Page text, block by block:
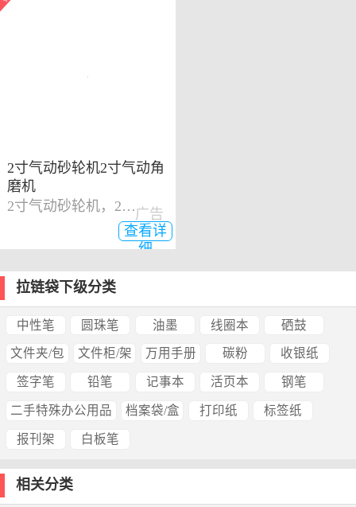
2寸气动砂轮机2寸气动角
磨机
2寸气动砂轮机，2寸气动角磨机
查看详
细
广告
拉链袋下级分类
中性笔 圆珠笔 油墨 线圈本 硒鼓
文件夹/包 文件柜/架 万用手册 碳粉 收银纸
签字笔 铅笔 记事本 活页本 钢笔
二手特殊办公用品 档案袋/盒 打印纸 标签纸
报刊架 白板笔
相关分类